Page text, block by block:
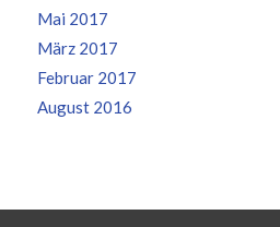
Mai 2017
März 2017
Februar 2017
August 2016